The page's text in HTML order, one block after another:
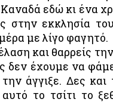
εδώ κι ένα
εκκλησία
με λίγο φαγητό.
και θαρρείς
δεν έχουμε να
άγγιξε. Δες και
το τσίτι το